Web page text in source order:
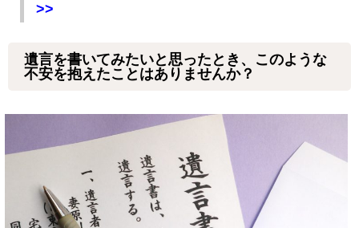
>>
遺言を書いてみたいと思ったとき、このような
不安を抱えたことはありませんか？